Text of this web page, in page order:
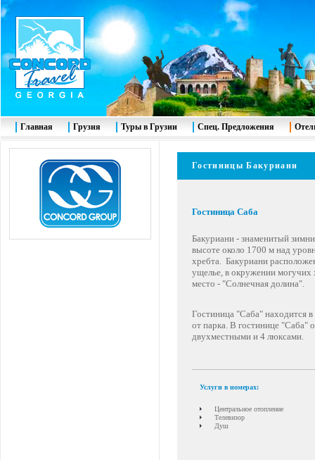
Гостиницы Бакуриани
Гостиница Саба
Бакуриани - знаменитый
высоте около 1700 м над
хребта. Бакуриани
ущелье, в окружении могучих
место - "Солнечная долина".
Гостиница "Саба" находится
от парка. В гостинице "Саба"
двухместными и 4 люксами.
Услуги в номерах:
Центральное отопление
Телевизор
Душ
Главная Грузия Туры в Грузии Спец. Предложения